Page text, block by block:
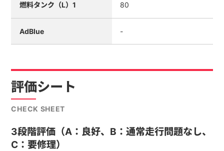
燃料タンク（L）1 80
AdBlue -
評価シート
CHECK SHEET
3段階評価（A：良好、B：通常走行問題なし、
C：要修理）